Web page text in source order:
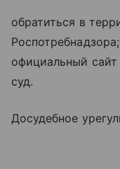
обратиться в
официальный сайт
суд.
Досудебное